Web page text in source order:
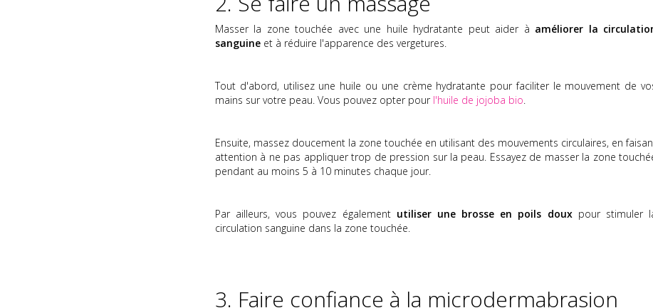
Masser la zone touchée avec une huile hydratante peut aider à améliorer la
sanguine et à réduire l'apparence des vergetures.
Tout d'abord, utilisez une huile ou une crème hydratante pour faciliter le mouvement de
mains sur votre peau. Vous pouvez opter pour l'huile de jojoba bio.
Ensuite, massez doucement la zone touchée en utilisant des mouvements circulaires, en
attention à ne pas appliquer trop de pression sur la peau. Essayez de masser la zone
pendant au moins 5 à 10 minutes chaque jour.
Par ailleurs, vous pouvez également utiliser une brosse en poils douxpour stimuler
circulation sanguine dans la zone touchée.
3. Faire confiance à la microdermabrasion